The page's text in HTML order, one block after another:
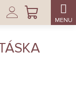
KOSÁR
Bejelentkezés